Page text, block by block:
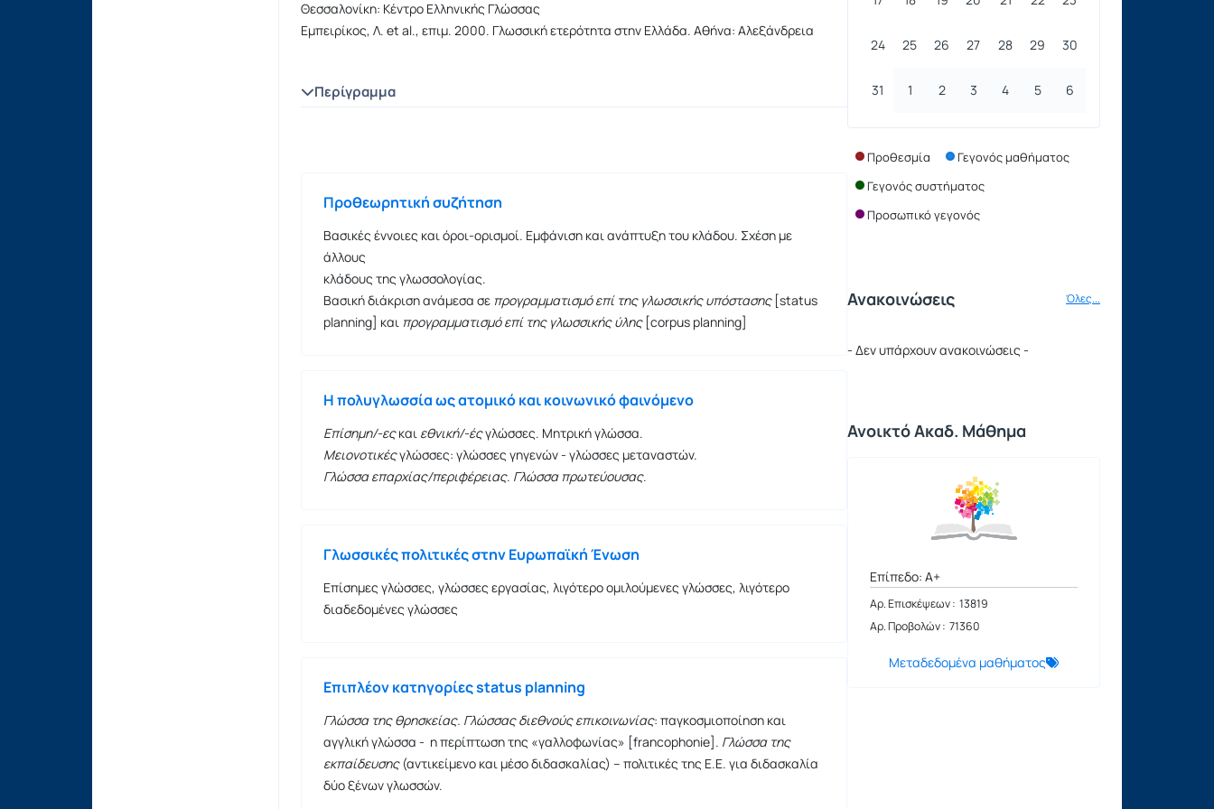
Θεσσαλονίκη: Κέντρο Ελληνικής Γλώσσας
Εμπειρίκος, Λ. et al., επιμ. 2000. Γλωσσική ετερότητα στην Ελλάδα. Αθήνα: Αλεξάνδρεια
Περίγραμμα
Προθεωρητική συζήτηση
Βασικές έννοιες και όροι-ορισμοί. Εμφάνιση και ανάπτυξη του κλάδου. Σχέση με
άλλους
κλάδους της γλωσσολογίας.
Βασική διάκριση ανάμεσα σε προγραμματισμό επί της γλωσσικής υπόστασης[status
planning] και προγραμματισμό επί της γλωσσικής ύλης[corpus planning]
Η πολυγλωσσία ως ατομικό και κοινωνικό φαινόμενο
Επίσημη/-εςκαι εθνική/-έςγλώσσες. Μητρική γλώσσα.
Μειονοτικέςγλώσσες: γλώσσες γηγενών - γλώσσες μεταναστών.
Γλώσσα επαρχίας/περιφέρειας. Γλώσσα πρωτεύουσας.
Γλωσσικές πολιτικές στην Ευρωπαϊκή Ένωση
Επίσημες γλώσσες, γλώσσες εργασίας, λιγότερο ομιλούμενες γλώσσες, λιγότερο
διαδεδομένες γλώσσες
Επιπλέον κατηγορίες status planning
Γλώσσα της θρησκείας. Γλώσσας διεθνούς επικοινωνίας: παγκοσμιοποίηση και
αγγλική γλώσσα - η περίπτωση της «γαλλοφωνίας» [francophonie]. Γλώσσα της
εκπαίδευσης(αντικείμενο και μέσο διδασκαλίας) – πολιτικές της Ε.Ε. για διδασκαλία
δύο ξένων γλωσσών.
24 25 26 27 28 29 30
31 1 2 3 4 5 6
Προθεσμία
Γεγονός μαθήματος
Γεγονός συστήματος
Προσωπικό γεγονός
Ανακοινώσεις Όλες...
- Δεν υπάρχουν ανακοινώσεις -
Ανοικτό Ακαδ. Μάθημα
Επίπεδο: A+
Αρ. Επισκέψεων : 13819
Αρ. Προβολών : 71360
Μεταδεδομένα μαθήματος